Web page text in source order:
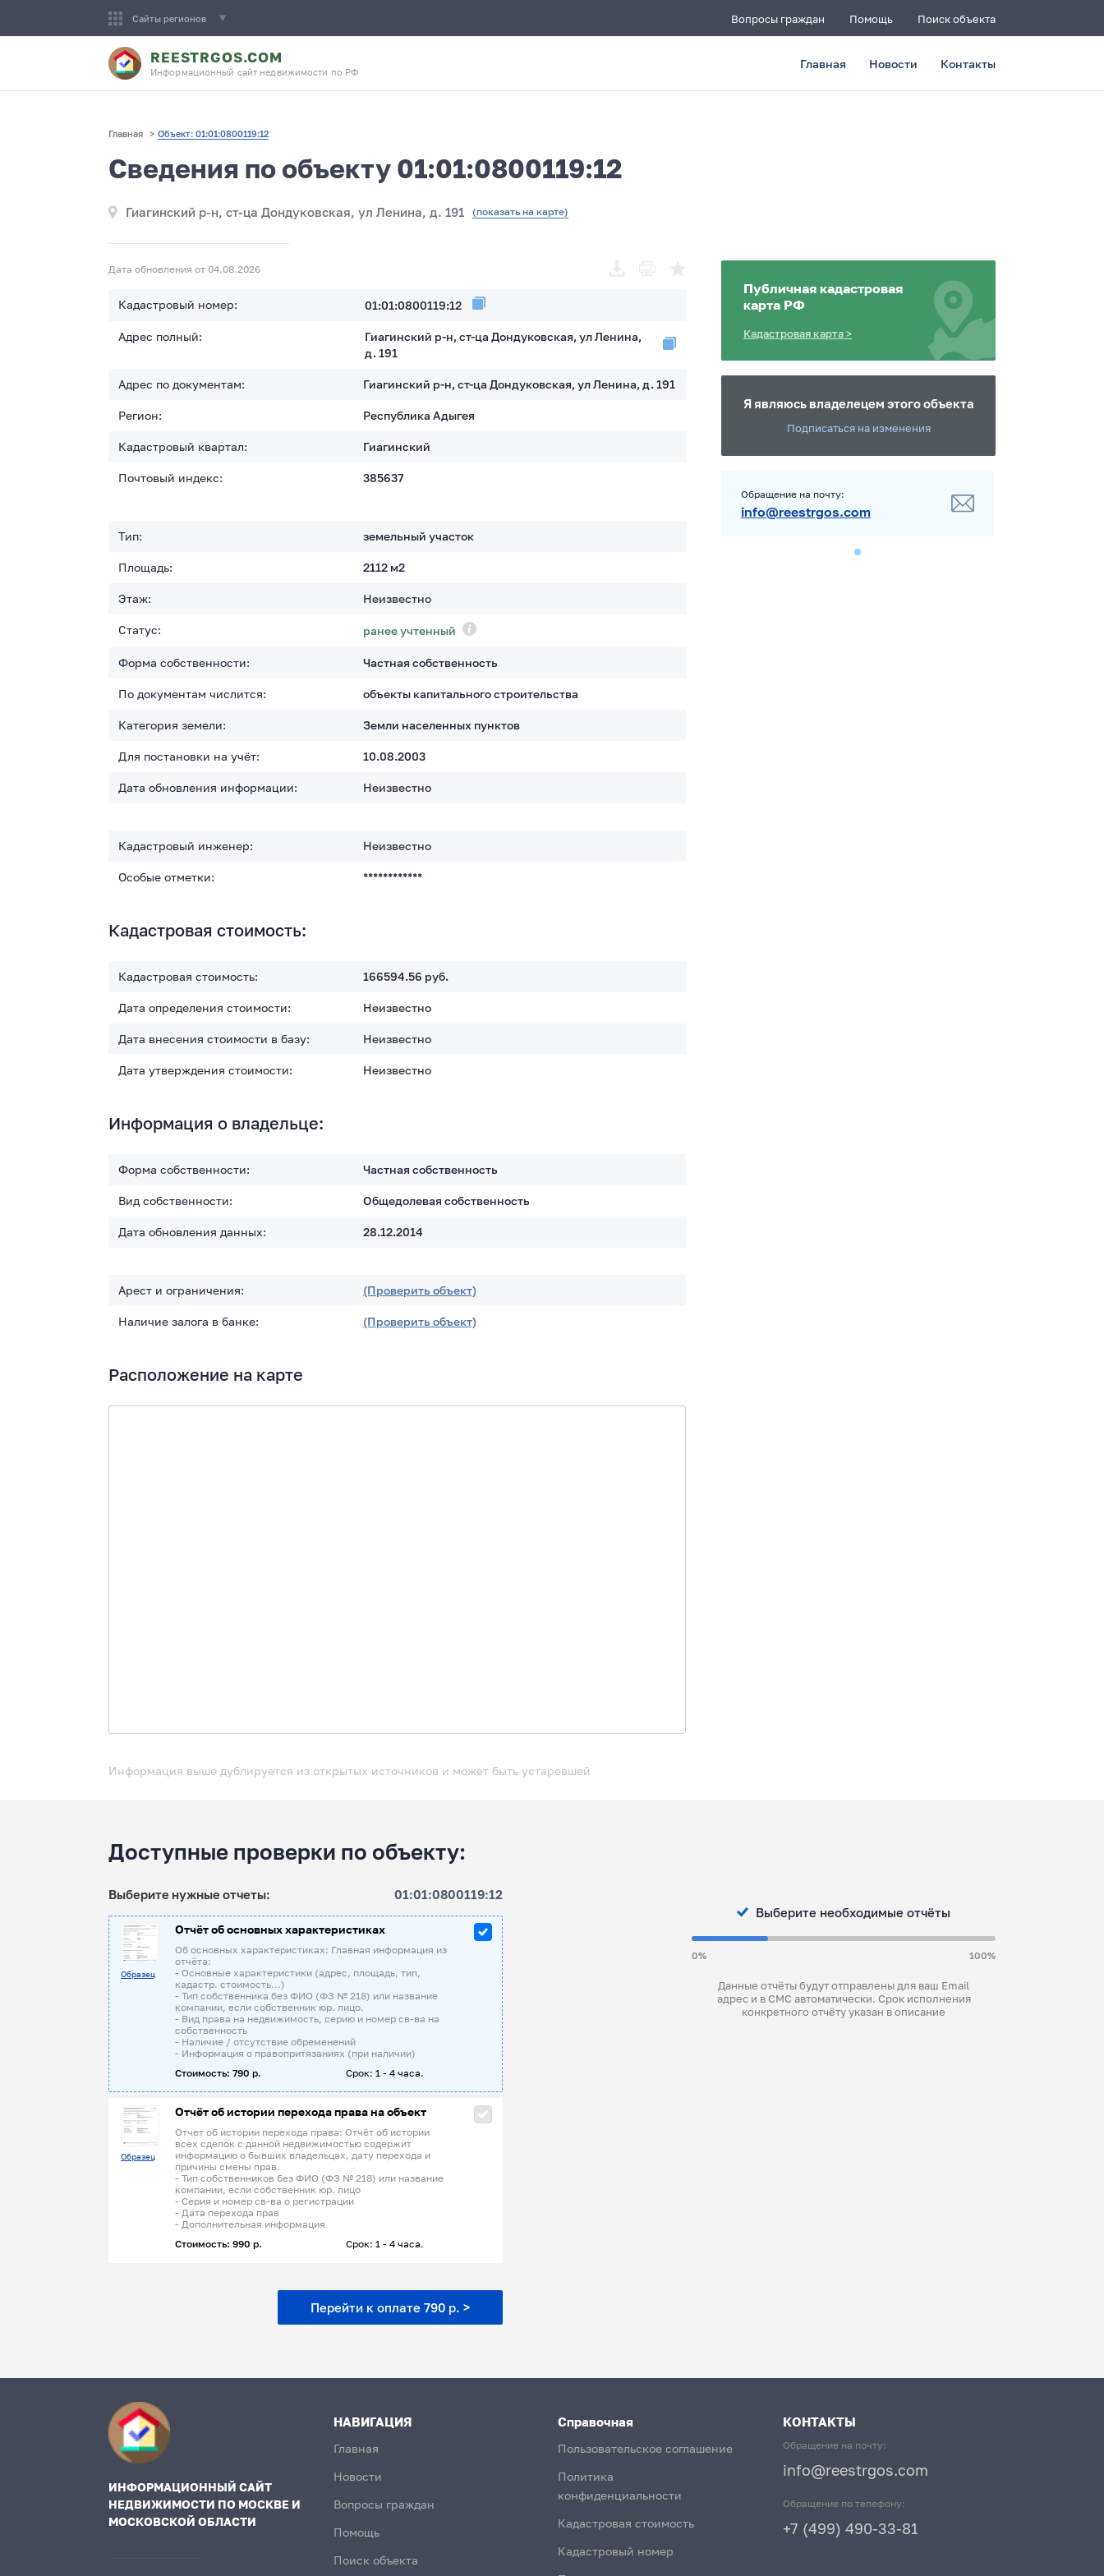
Сайты регионов Вопросы граждан Помощь Поиск объекта
REESTRGOS.COM
Информационный сайт недвижимости по РФ
Главная Новости Контакты
Главная > Объект: 01:01:0800119:12
Сведения по объекту 01:01:0800119:12
Гиагинский р-н, ст-ца Дондуковская, ул Ленина, д. 191 (показать на карте)
Дата обновления от 04.08.2026
Кадастровый номер: 01:01:0800119:12
Адрес полный:
Гиагинский р-н, ст-ца Дондуковская, ул Ленина,
д. 191
Адрес по документам: Гиагинский р-н, ст-ца Дондуковская, ул Ленина, д. 191
Регион: Республика Адыгея
Кадастровый квартал: Гиагинский
Почтовый индекс: 385637
Тип: земельный участок
Площадь: 2112 м2
Этаж: Неизвестно
Статус: ранее учтенный
Форма собственности: Частная собственность
По документам числится: объекты капитального строительства
Категория земели: Земли населенных пунктов
Для постановки на учёт: 10.08.2003
Дата обновления информации: Неизвестно
Кадастровый инженер: Неизвестно
Особые отметки: ************
Кадастровая стоимость:
Кадастровая стоимость: 166594.56 руб.
Дата определения стоимости: Неизвестно
Дата внесения стоимости в базу: Неизвестно
Дата утверждения стоимости: Неизвестно
Информация о владельце:
Форма собственности: Частная собственность
Вид собственности: Общедолевая собственность
Дата обновления данных: 28.12.2014
Арест и ограничения: (Проверить объект)
Наличие залога в банке: (Проверить объект)
Расположение на карте
Информация выше дублируется из открытых источников и может быть устаревшей
Публичная кадастровая
карта РФ
Кадастровая карта>
Я являюсь владелецем этого объекта
Подписаться на изменения
Обращение на почту:
info@reestrgos.com
Доступные проверки по объекту:
Выберите нужные отчеты: 01:01:0800119:12
Образец
Отчёт об основных характеристиках
Об основных характеристиках: Главная информация из
отчёта:
- Основные характеристики (адрес, площадь, тип,
кадастр. стоимость...)
- Тип собственника без ФИО (ФЗ № 218) или название
компании, если собственник юр. лицо.
- Вид права на недвижимость, серию и номер св-ва на
собственность
- Наличие / отсутствие обременений
- Информация о правопритязаниях (при наличии)
Стоимость: 790 р.
Срок: 1 - 4 часа.
Образец
Отчёт об истории перехода права на объект
Отчет об истории перехода права: Отчёт об истории
всех сделок с данной недвижимостью содержит
информацию о бывших владельцах, дату перехода и
причины смены прав.
- Тип собственников без ФИО (ФЗ № 218) или название
компании, если собственник юр. лицо
- Серия и номер св-ва о регистрации
- Дата перехода прав
- Дополнительная информация
Стоимость: 990 р.
Срок: 1 - 4 часа.
Перейти к оплате 790 р. >
Выберите необходимые отчёты
0% 100%
Данные отчёты будут отправлены для ваш Email
адрес и в СМС автоматически. Срок исполнения
конкретного отчёту указан в описание
ИНФОРМАЦИОННЫЙ САЙТ
НЕДВИЖИМОСТИ ПО МОСКВЕ И
МОСКОВСКОЙ ОБЛАСТИ
НАВИГАЦИЯ
Главная
Новости
Вопросы граждан
Помощь
Поиск объекта
Справочная
Пользовательское соглашение
Политика
конфиденциальности
Кадастровая стоимость
Кадастровый номер
КОНТАКТЫ
Обращение на почту:
info@reestrgos.com
Обращение по телефону:
+7 (499) 490-33-81